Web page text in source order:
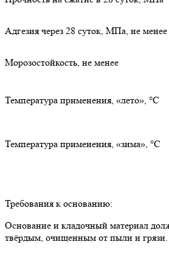
Адгезия через 28 суток, МПа, не менее
Морозостойкость, не менее
Температура применения, «лето», °С
Температура применения, «зима», °С
Требования к основанию:
Основание и кладочный материал
твёрдым, очищенным от пыли и грязи.